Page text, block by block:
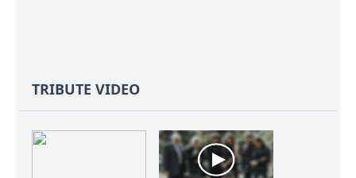
TRIBUTE VIDEO